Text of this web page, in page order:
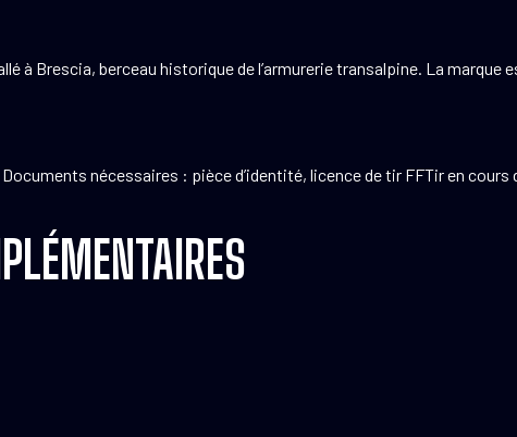
à Brescia, berceau historique de l’armurerie transalpine. La marque
nécessaires : pièce d’identité, licence de tir FFTir en